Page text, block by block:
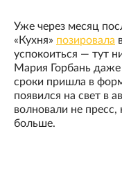
Уже через месяц
«Кухня» позировала
успокоиться — тут
Мария Горбань даже
сроки пришла в
появился на свет в
волновали не пресс,
больше.